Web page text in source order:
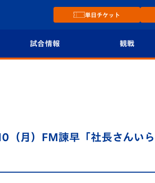
単日チケット
試合情報
フォトギャラリー
観戦
Revive Team
（月）FM諫早「社長さんい